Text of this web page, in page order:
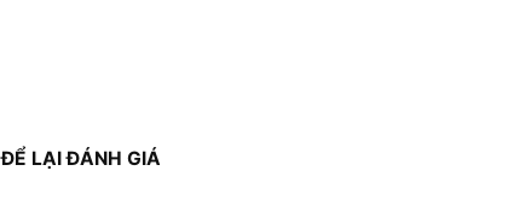
ĐỂ LẠI ĐÁNH GIÁ